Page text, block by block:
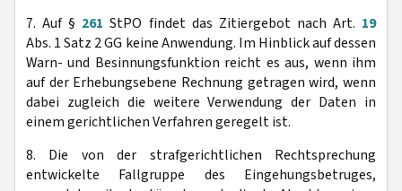
7. Auf § 261 StPO findet das Zitiergebot nach Art. 19
Abs. 1 Satz 2 GG keine Anwendung. Im Hinblick auf dessen
Warn- und Besinnungsfunktion reicht es aus, wenn ihm
auf der Erhebungsebene Rechnung getragen wird, wenn
dabei zugleich die weitere Verwendung der Daten in
einem gerichtlichen Verfahren geregelt ist.
8. Die von der strafgerichtlichen Rechtsprechung
entwickelte Fallgruppe des Eingehungsbetruges,